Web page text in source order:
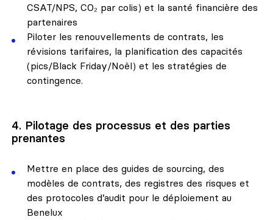
CSAT/NPS, CO₂ par colis) et la santé financière des
partenaires
Piloter les renouvellements de contrats, les
révisions tarifaires, la planification des capacités
(pics/Black Friday/Noël) et les stratégies de
contingence.
4. Pilotage des processus et des parties
prenantes
Mettre en place des guides de sourcing, des
modèles de contrats, des registres des risques et
des protocoles d’audit pour le déploiement au
Benelux